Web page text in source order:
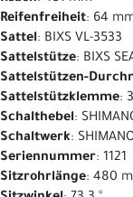
Reifenfreiheit: 64
Sattel: BIXS VL-3533
Sattelstütze: BIXS
Sattelstützen-
Sattelstützklemme:
Schalthebel:
Schaltwerk:
Seriennummer: 1121
Sitzrohrlänge: 480